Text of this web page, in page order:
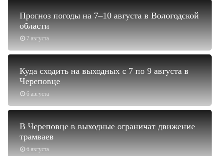
7 августа
Прогноз погоды на 7–10 августа в Вологодской
области
6 августа
Куда сходить на выходных с 7 по 9 августа в
Череповце
6 августа
В Череповце в выходные ограничат движение
трамваев